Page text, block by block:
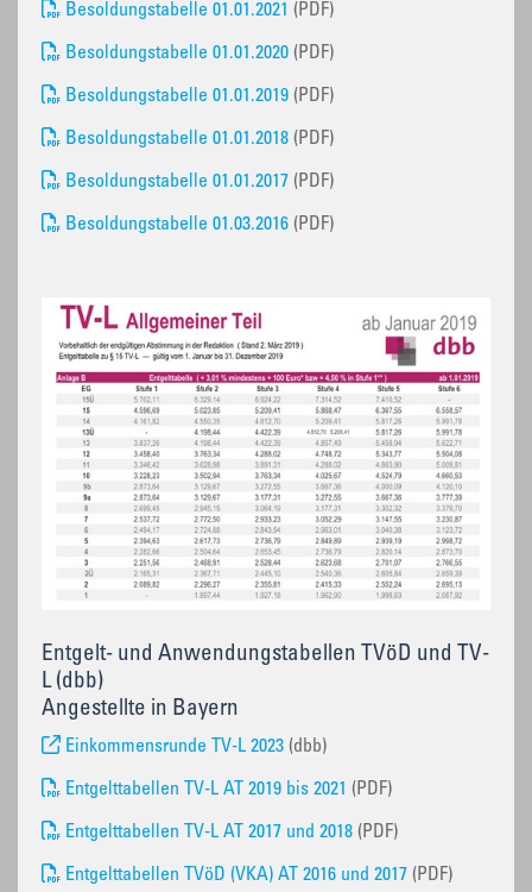
Besoldungstabelle 01.01.2021 (PDF)
Besoldungstabelle 01.01.2020 (PDF)
Besoldungstabelle 01.01.2019 (PDF)
Besoldungstabelle 01.01.2018 (PDF)
Besoldungstabelle 01.01.2017 (PDF)
Besoldungstabelle 01.03.2016 (PDF)
Entgelt- und Anwendungstabellen TVöD und TV-
L (dbb)
Angestellte in Bayern
Einkommensrunde TV-L 2023 (dbb)
Entgelttabellen TV-L AT 2019 bis 2021 (PDF)
Entgelttabellen TV-L AT 2017 und 2018 (PDF)
Entgelttabellen TVöD (VKA) AT 2016 und 2017 (PDF)